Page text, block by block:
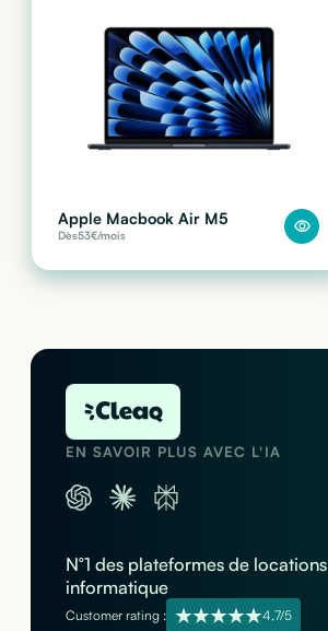
Apple Macbook Air M5
Dès53€/mois
EN SAVOIR PLUS AVEC L'IA
N°1 des plateformes de locations
informatique
Customer rating : 4,7/5